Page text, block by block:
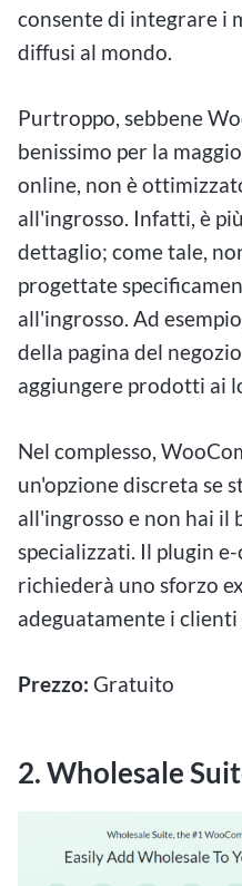
consente di integrare i
diffusi al mondo.
Purtroppo, sebbene
benissimo per la
online, non è
all'ingrosso. Infatti, è
dettaglio; come tale,
progettate
all'ingrosso. Ad
della pagina del
aggiungere prodotti ai
Nel complesso,
un'opzione discreta se
all'ingrosso e non hai il
specializzati. Il plugin
richiederà uno sforzo
adeguatamente i
Prezzo: Gratuito
2. Wholesale